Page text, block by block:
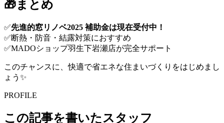
🎁まとめ
✅先進的窓リノベ2025 補助金は現在受付中！
✅断熱・防音・結露対策におすすめ
✅MADOショップ羽生下岩瀬店が完全サポート
このチャンスに、快適で省エネな住まいづくりをはじめまし
ょう✨
PROFILE
この記事を書いたスタッフ